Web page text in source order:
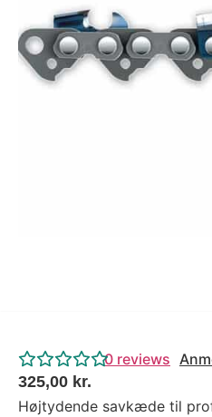
Tips og tricks
4.4 Google Reviews
4.7 Trustpilot
0 reviews
325,00 kr.
Højtydende savkæde til